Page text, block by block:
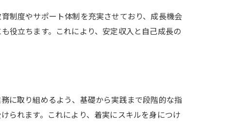
制度やサポート体制を充実させており、成長機会
役立ちます。これにより、安定収入と自己成長の
に取り組めるよう、基礎から実践まで段階的な指
られます。これにより、着実にスキルを身につけ